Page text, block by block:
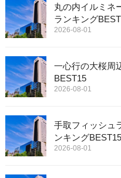
丸の内イルミネ
ランキング
2026-08-01
一心行の大桜周
BEST15
2026-08-01
手取フィッシュ
ンキングBEST15
2026-08-01